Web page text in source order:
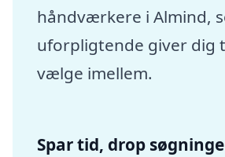
håndværkere i Almind,
uforpligtende giver dig
vælge imellem.
Spar tid, drop